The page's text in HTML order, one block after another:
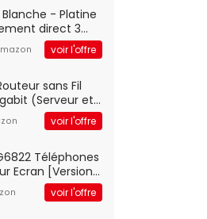
Blanche - Platine
direct 3
trs/min) avec
et port USBvoir l'offre
sans Fil
(Serveur et
Vlan, Mode Point
contrôlevoir l'offre
Téléphones
Ecran [Version
voir l'offre